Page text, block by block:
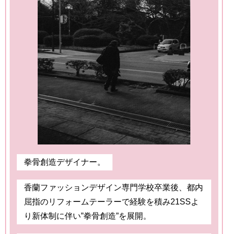
拳骨創造デザイナー。
香蘭ファッションデザイン専門学校卒業後、都内
屈指のリフォームテーラーで経験を積み21SSよ
り新体制に伴い”拳骨創造”を展開。